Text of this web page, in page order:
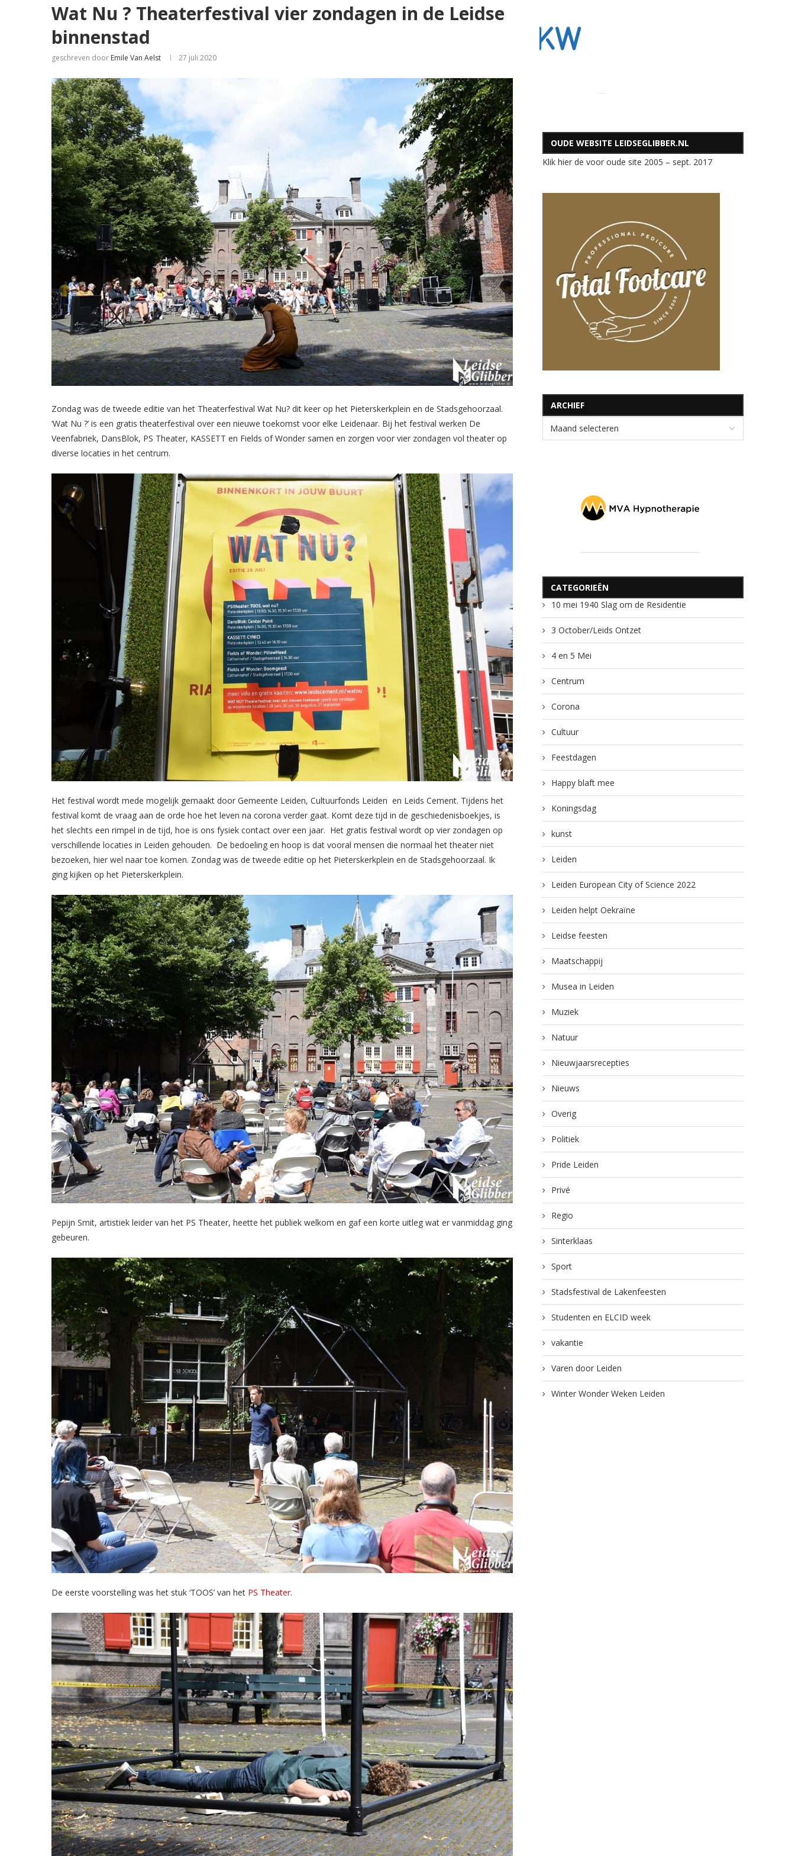
Wat Nu ? Theaterfestival vier zondagen in de Leidse
binnenstad
geschreven door Emile Van Aelst 27 juli 2020
Zondag was de tweede editie van het Theaterfestival Wat Nu? dit keer op het Pieterskerkplein en de Stadsgehoorzaal.
‘Wat Nu ?’ is een gratis theaterfestival over een nieuwe toekomst voor elke Leidenaar. Bij het festival werken De
Veenfabriek, DansBlok, PS Theater, KASSETT en Fields of Wonder samen en zorgen voor vier zondagen vol theater op
diverse locaties in het centrum.
Het festival wordt mede mogelijk gemaakt door Gemeente Leiden, Cultuurfonds Leiden en Leids Cement. Tijdens het
festival komt de vraag aan de orde hoe het leven na corona verder gaat. Komt deze tijd in de geschiedenisboekjes, is
het slechts een rimpel in de tijd, hoe is ons fysiek contact over een jaar. Het gratis festival wordt op vier zondagen op
verschillende locaties in Leiden gehouden. De bedoeling en hoop is dat vooral mensen die normaal het theater niet
bezoeken, hier wel naar toe komen. Zondag was de tweede editie op het Pieterskerkplein en de Stadsgehoorzaal. Ik
ging kijken op het Pieterskerkplein.
Pepijn Smit, artistiek leider van het PS Theater, heette het publiek welkom en gaf een korte uitleg wat er vanmiddag ging
gebeuren.
De eerste voorstelling was het stuk ‘TOOS’ van het PS Theater.
OUDE WEBSITE LEIDSEGLIBBER.NL
Klik hier de voor oude site 2005 – sept. 2017
ARCHIEF
CATEGORIEËN
10 mei 1940 Slag om de Residentie
3 October/Leids Ontzet
4 en 5 Mei
Centrum
Corona
Cultuur
Feestdagen
Happy blaft mee
Koningsdag
kunst
Leiden
Leiden European City of Science 2022
Leiden helpt Oekraïne
Leidse feesten
Maatschappij
Musea in Leiden
Muziek
Natuur
Nieuwjaarsrecepties
Nieuws
Overig
Politiek
Pride Leiden
Privé
Regio
Sinterklaas
Sport
Stadsfestival de Lakenfeesten
Studenten en ELCID week
vakantie
Varen door Leiden
Winter Wonder Weken Leiden